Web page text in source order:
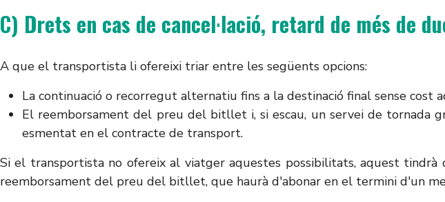
C) Drets en cas de cancel·lació, retard de més de
A que el transportista li ofereixi triar entre les següents opcions:
La continuació o recorregut alternatiu fins a la destinació final sense cost
El reemborsament del preu del bitllet i, si escau, un servei de tornada
esmentat en el contracte de transport.
Si el transportista no ofereix al viatger aquestes possibilitats, aquest
reemborsament del preu del bitllet, que haurà d'abonar en el termini d'un